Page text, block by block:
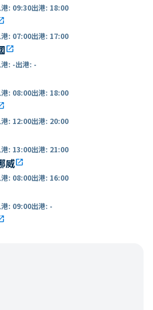
: 09:30出港: 18:00
: 07:00出港: 17:00
open_in_new
: -出港: -
: 08:00出港: 18:00
: 12:00出港: 20:00
: 13:00出港: 21:00
威open_in_new
: 08:00出港: 16:00
: 09:00出港: -